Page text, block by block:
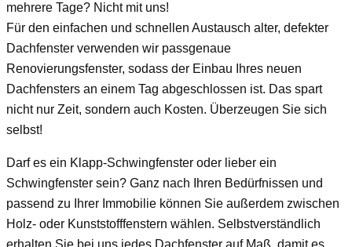
mehrere Tage? Nicht mit uns!
Für den einfachen und schnellen Austausch alter, defekter
Dachfenster verwenden wir passgenaue
Renovierungsfenster, sodass der Einbau Ihres neuen
Dachfensters an einem Tag abgeschlossen ist. Das spart
nicht nur Zeit, sondern auch Kosten. Überzeugen Sie sich
selbst!
Darf es ein Klapp-Schwingfenster oder lieber ein
Schwingfenster sein? Ganz nach Ihren Bedürfnissen und
passend zu Ihrer Immobilie können Sie außerdem zwischen
Holz- oder Kunststofffenstern wählen. Selbstverständlich
erhalten Sie bei uns jedes Dachfenster auf Maß, damit es